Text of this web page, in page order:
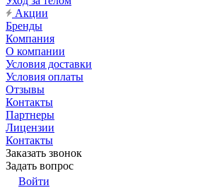
Акции
Бренды
Компания
О компании
Условия доставки
Условия оплаты
Отзывы
Контакты
Партнеры
Лицензии
Контакты
Заказать звонок
Задать вопрос
Войти